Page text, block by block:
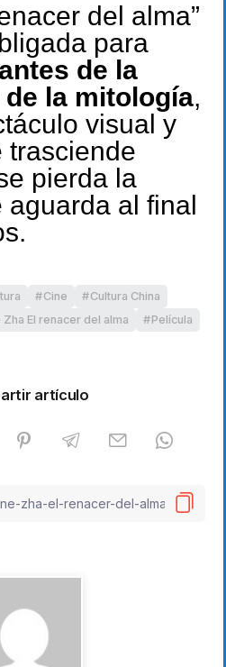
del alma”
para
de la
la mitología,
visual y
trasciende
pierda la
aguarda al final
Cine
Cultura China
Zha El renacer del alma Película
artículo